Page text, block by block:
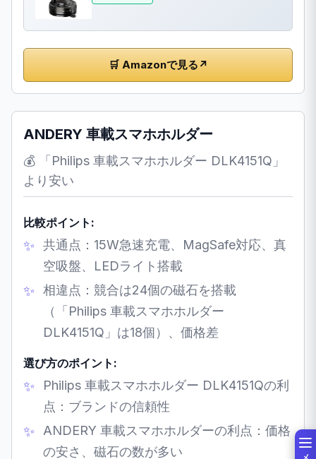
🛒 Amazonで見る ↗
ANDERY 車載スマホホルダー
💰 「Philips 車載スマホホルダー DLK4151Q」
より安い
比較ポイント:
共通点：15W急速充電、MagSafe対応、真
空吸盤、LEDライト搭載
相違点：競合は24個の磁石を搭載
（「Philips 車載スマホホルダー
DLK4151Q」は18個）、価格差
選び方のポイント:
Philips 車載スマホホルダー DLK4151Qの利
点：ブランドの信頼性
ANDERY 車載スマホホルダーの利点：価格
の安さ、磁石の数が多い